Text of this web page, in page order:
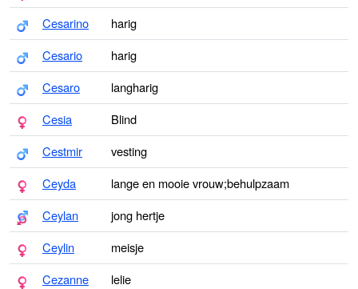
Cesarino
harig
Cesario
harig
Cesaro
langharig
Cesia
Blind
Cestmir
vesting
Ceyda
lange en mooie vrouw;behulpzaam
Ceylan
jong hertje
Ceylin
meisje
Cezanne
lelie